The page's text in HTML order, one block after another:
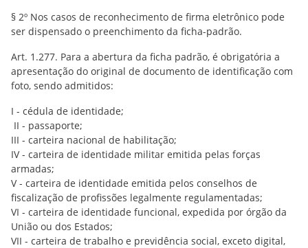
§ 2º Nos casos de reconhecimento de firma eletrônico pode
ser dispensado o preenchimento da ficha-padrão.
Art. 1.277. Para a abertura da ficha padrão, é obrigatória a
apresentação do original de documento de identificação com
foto, sendo admitidos:
I - cédula de identidade;
II - passaporte;
III - carteira nacional de habilitação;
IV - carteira de identidade militar emitida pelas forças
armadas;
V - carteira de identidade emitida pelos conselhos de
fiscalização de profissões legalmente regulamentadas;
VI - carteira de identidade funcional, expedida por órgão da
União ou dos Estados;
VII - carteira de trabalho e previdência social, exceto digital,